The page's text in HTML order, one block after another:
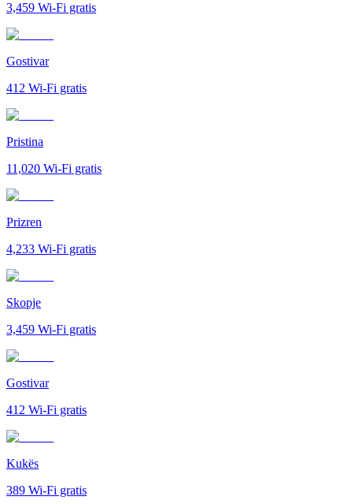
3,459 Wi-Fi gratis
Gostivar
412 Wi-Fi gratis
Pristina
11,020 Wi-Fi gratis
Prizren
4,233 Wi-Fi gratis
Skopje
3,459 Wi-Fi gratis
Gostivar
412 Wi-Fi gratis
Kukës
389 Wi-Fi gratis